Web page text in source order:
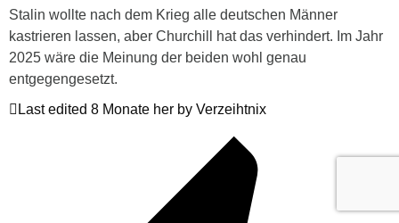
Stalin wollte nach dem Krieg alle deutschen Männer
kastrieren lassen, aber Churchill hat das verhindert. Im Jahr
2025 wäre die Meinung der beiden wohl genau
entgegengesetzt.
Last edited 8 Monate her by Verzeihtnix